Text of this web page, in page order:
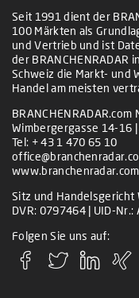
Seit 1991 dient der
100 Märkten als
und Vertrieb und ist
der BRANCHENRADAR
Schweiz die Markt- und
Handel am meisten
BRANCHENRADAR.com
Wimbergergasse 14-16
Tel: + 43 1 470 65 10
www.branchenradar.com
Sitz und Handelsgericht
DVR: 0797464 | UID-Nr.:
Folgen Sie uns auf: